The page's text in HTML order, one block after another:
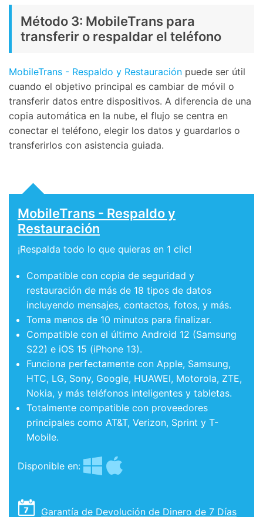
+50M usuarios y +17 años de confianza
Desbloquea, repara y protege tu teléfono
Recupera y transfiere datos fácilmente
Abrir App Prueba Online
Método 3: MobileTrans para
transferir o respaldar el teléfono
MobileTrans - Respaldo y Restauración puede ser útil
cuando el objetivo principal es cambiar de móvil o
transferir datos entre dispositivos. A diferencia de una
copia automática en la nube, el flujo se centra en
conectar el teléfono, elegir los datos y guardarlos o
transferirlos con asistencia guiada.
MobileTrans - Respaldo y
Restauración
¡Respalda todo lo que quieras en 1 clic!
Compatible con copia de seguridad y
restauración de más de 18 tipos de datos
incluyendo mensajes, contactos, fotos, y más.
Toma menos de 10 minutos para finalizar.
Compatible con el último Android 12 (Samsung
S22) e iOS 15 (iPhone 13).
Funciona perfectamente con Apple, Samsung,
HTC, LG, Sony, Google, HUAWEI, Motorola, ZTE,
Nokia, y más teléfonos inteligentes y tabletas.
Totalmente compatible con proveedores
principales como AT&T, Verizon, Sprint y T-
Mobile.
Disponible en:
Garantía de Devolución de Dinero de 7 Días